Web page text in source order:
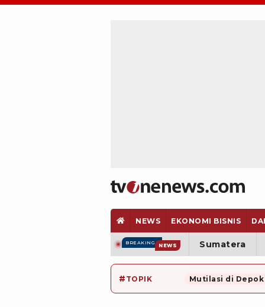
NEWS EKONOMI BISNIS
BREAKING NEWS Sumatera
# TOPIK Mutilasi di Depok